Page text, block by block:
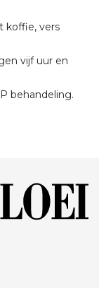
koffie, vers
vijf uur en
behandeling.